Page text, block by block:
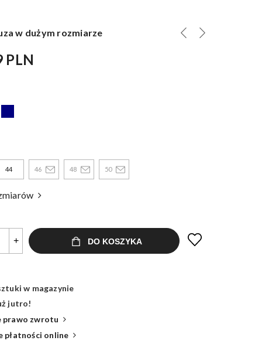
w dużym rozmiarze
PLN
44 46 48 50
+ DO KOSZYKA
w magazynie
jutro!
prawo zwrotu
płatności online